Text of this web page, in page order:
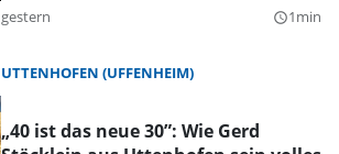
gestern query_builder1min
UTTENHOFEN (UFFENHEIM)
„40 ist das neue 30”: Wie Gerd